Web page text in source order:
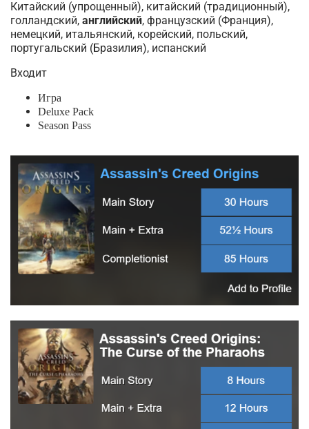
Китайский (упрощенный), китайский (традиционный),
голландский, английский, французский (Франция),
немецкий, итальянский, корейский, польский,
португальский (Бразилия), испанский
Входит
Игра
Deluxe Pack
Season Pass